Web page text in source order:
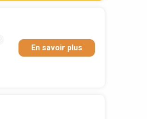
En savoir plus